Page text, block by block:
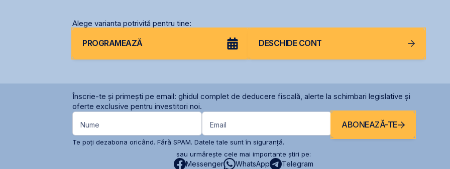
Alege varianta potrivită pentru tine:
PROGRAMEAZĂ DESCHIDE CONT
Înscrie-te și primești pe email: ghidul complet de deducere fiscală, alerte la schimbari legislative și
oferte exclusive pentru investitori noi.
Nume Email ABONEAZĂ-TE
Te poți dezabona oricând. Fără SPAM. Datele tale sunt în siguranță.
sau urmărește cele mai importante știri pe:
Messenger WhatsApp Telegram